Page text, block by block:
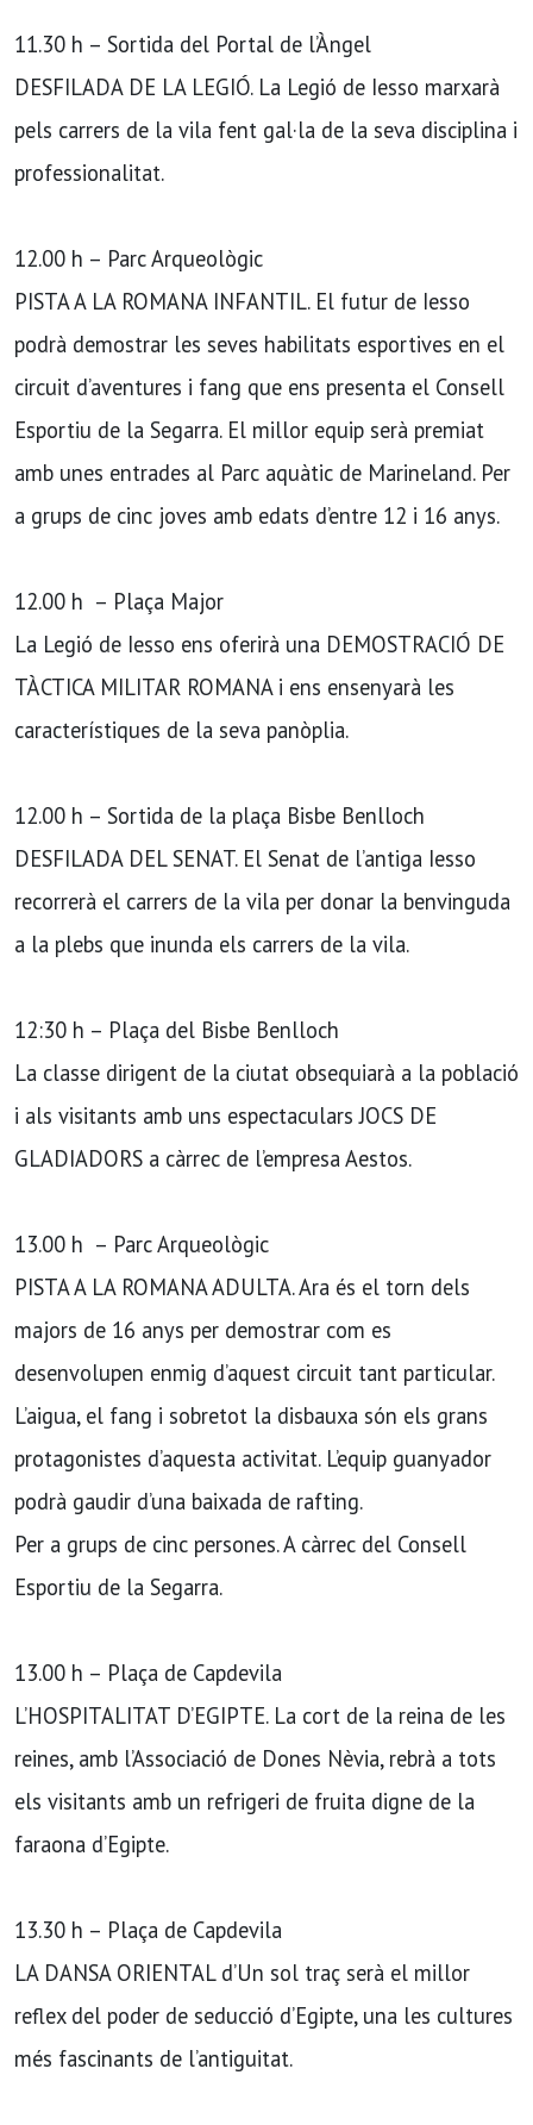
11.30 h – Sortida del Portal de l’Àngel
DESFILADA DE LA LEGIÓ. La Legió de Iesso marxarà
pels carrers de la vila fent gal·la de la seva disciplina i
professionalitat.
12.00 h – Parc Arqueològic
PISTA A LA ROMANA INFANTIL. El futur de Iesso
podrà demostrar les seves habilitats esportives en el
circuit d’aventures i fang que ens presenta el Consell
Esportiu de la Segarra. El millor equip serà premiat
amb unes entrades al Parc aquàtic de Marineland. Per
a grups de cinc joves amb edats d’entre 12 i 16 anys.
12.00 h – Plaça Major
La Legió de Iesso ens oferirà una DEMOSTRACIÓ DE
TÀCTICA MILITAR ROMANA i ens ensenyarà les
característiques de la seva panòplia.
12.00 h – Sortida de la plaça Bisbe Benlloch
DESFILADA DEL SENAT. El Senat de l’antiga Iesso
recorrerà el carrers de la vila per donar la benvinguda
a la plebs que inunda els carrers de la vila.
12:30 h – Plaça del Bisbe Benlloch
La classe dirigent de la ciutat obsequiarà a la població
i als visitants amb uns espectaculars JOCS DE
GLADIADORS a càrrec de l’empresa Aestos.
13.00 h – Parc Arqueològic
PISTA A LA ROMANA ADULTA. Ara és el torn dels
majors de 16 anys per demostrar com es
desenvolupen enmig d’aquest circuit tant particular.
L’aigua, el fang i sobretot la disbauxa són els grans
protagonistes d’aquesta activitat. L’equip guanyador
podrà gaudir d’una baixada de rafting.
Per a grups de cinc persones. A càrrec del Consell
Esportiu de la Segarra.
13.00 h – Plaça de Capdevila
L’HOSPITALITAT D’EGIPTE. La cort de la reina de les
reines, amb l’Associació de Dones Nèvia, rebrà a tots
els visitants amb un refrigeri de fruita digne de la
faraona d’Egipte.
13.30 h – Plaça de Capdevila
LA DANSA ORIENTAL d’Un sol traç serà el millor
reflex del poder de seducció d’Egipte, una les cultures
més fascinants de l’antiguitat.